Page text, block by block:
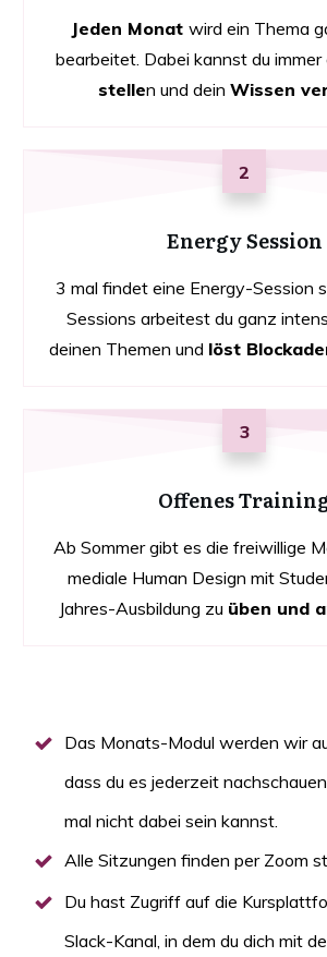
Jeden Monat wird ein Thema
bearbeitet. Dabei kannst du immer
stellen und dein Wissen
2
Energy Session
3 mal findet eine Energy-Session
Sessions arbeitest du ganz
deinen Themen und löst
3
Offenes
Ab Sommer gibt es die freiwillige
mediale Human Design mit
Jahres-Ausbildung zu üben und
Das Monats-Modul werden wir
dass du es jederzeit
mal nicht dabei sein kannst.
Alle Sitzungen finden per Zoom
Du hast Zugriff auf die
Slack-Kanal, in dem du dich mit